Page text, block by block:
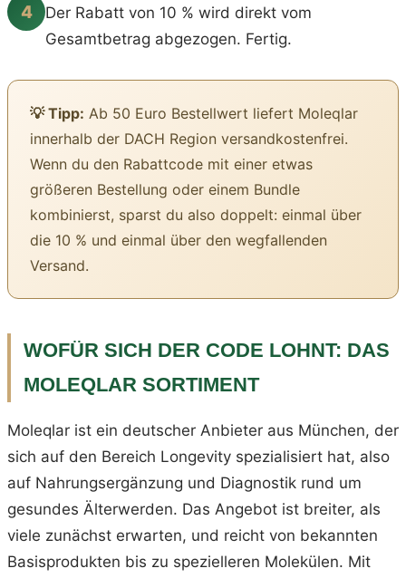
4
Der Rabatt von 10 % wird direkt vom
Gesamtbetrag abgezogen. Fertig.
💡 Tipp: Ab 50 Euro Bestellwert liefert Moleqlar
innerhalb der DACH Region versandkostenfrei.
Wenn du den Rabattcode mit einer etwas
größeren Bestellung oder einem Bundle
kombinierst, sparst du also doppelt: einmal über
die 10 % und einmal über den wegfallenden
Versand.
WOFÜR SICH DER CODE LOHNT: DAS
MOLEQLAR SORTIMENT
Moleqlar ist ein deutscher Anbieter aus München, der
sich auf den Bereich Longevity spezialisiert hat, also
auf Nahrungsergänzung und Diagnostik rund um
gesundes Älterwerden. Das Angebot ist breiter, als
viele zunächst erwarten, und reicht von bekannten
Basisprodukten bis zu spezielleren Molekülen. Mit